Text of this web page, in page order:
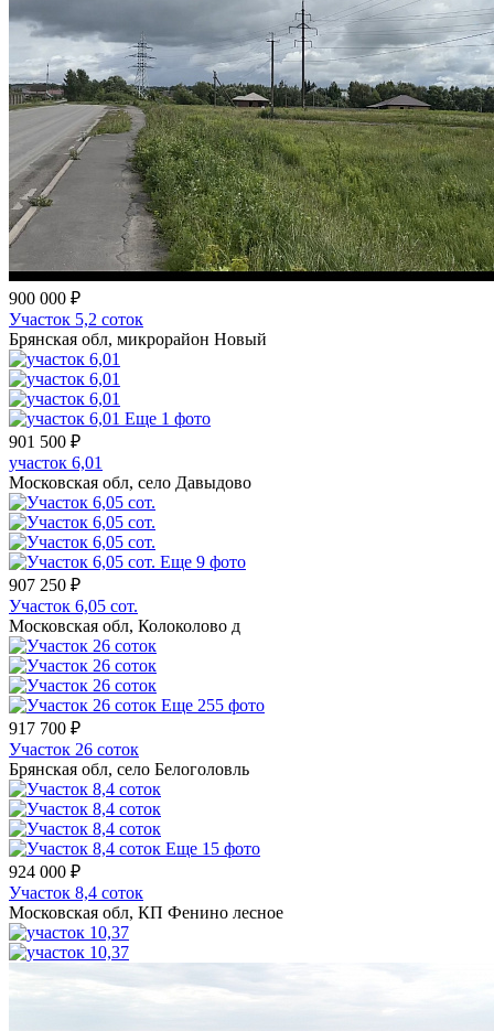
900 000 ₽
Участок 5,2 соток
Брянская обл, микрорайон Новый
Еще 1 фото
901 500 ₽
участок 6,01
Московская обл, село Давыдово
Еще 9 фото
907 250 ₽
Участок 6,05 сот.
Московская обл, Колоколово д
Еще 255 фото
917 700 ₽
Участок 26 соток
Брянская обл, село Белоголовль
Еще 15 фото
924 000 ₽
Участок 8,4 соток
Московская обл, КП Фенино лесное